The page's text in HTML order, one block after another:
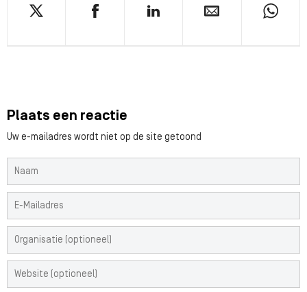
Plaats een reactie
Uw e-mailadres wordt niet op de site getoond